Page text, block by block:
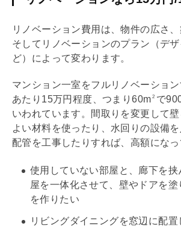
リノベーション費用は、物件の広さ、
そして リノベーションのプラン（デ
ど）によって変わります。
マンション一室をフルリノベーション
あたり15万円程度、つまり60m 2 で
いわれています。間取りを変更して壁
よい材料を使ったり、水回りの設備を
配管を工事したりすれば、高額になっ
使用していない部屋と、廊下を挟
屋を一体化させて、壁やドアを
を作りたい
リビングダイニングを窓辺に配置